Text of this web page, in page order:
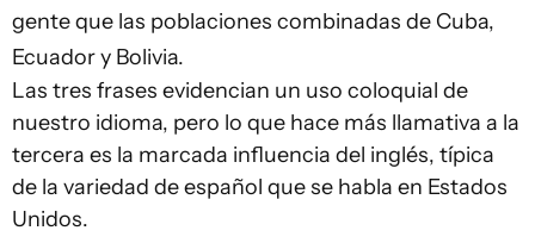
gente que las poblaciones combinadas de Cuba,
Ecuador y Bolivia.
Las tres frases evidencian un uso coloquial de
nuestro idioma, pero lo que hace más llamativa a la
tercera es la marcada influencia del inglés, típica
de la variedad de español que se habla en Estados
Unidos.